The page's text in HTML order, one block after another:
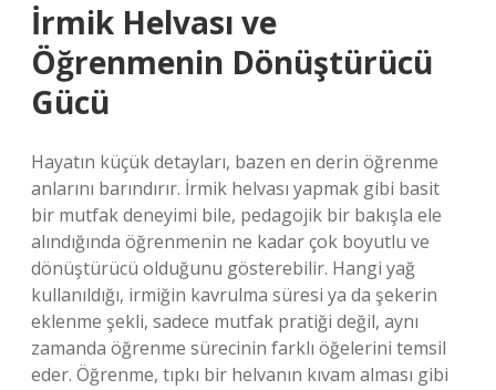
İrmik Helvası ve
Öğrenmenin Dönüştürücü
Gücü
Hayatın küçük detayları, bazen en derin öğrenme
anlarını barındırır. İrmik helvası yapmak gibi basit
bir mutfak deneyimi bile, pedagojik bir bakışla ele
alındığında öğrenmenin ne kadar çok boyutlu ve
dönüştürücü olduğunu gösterebilir. Hangi yağ
kullanıldığı, irmiğin kavrulma süresi ya da şekerin
eklenme şekli, sadece mutfak pratiği değil, aynı
zamanda öğrenme sürecinin farklı öğelerini temsil
eder. Öğrenme, tıpkı bir helvanın kıvam alması gibi